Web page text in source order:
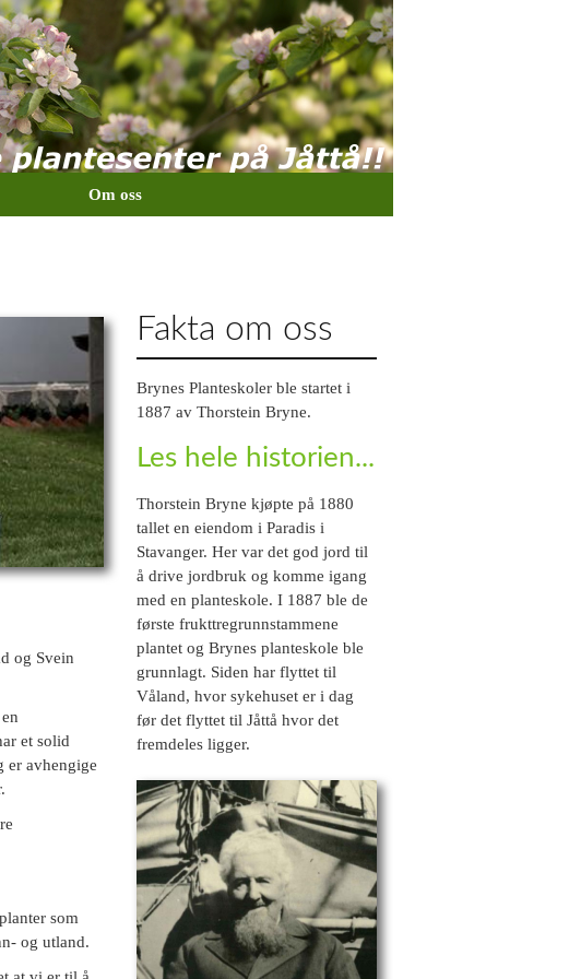
BILDER
Om oss
og Svein
et solid
er avhengige
som
og utland.
Fakta om oss
Brynes Planteskoler ble startet i
1887 av Thorstein Bryne.
Les hele historien...
Thorstein Bryne kjøpte på 1880
tallet en eiendom i Paradis i
Stavanger. Her var det god jord til
å drive jordbruk og komme igang
med en planteskole. I 1887 ble de
første frukttregrunnstammene
plantet og Brynes planteskole ble
grunnlagt. Siden har flyttet til
Våland, hvor sykehuset er i dag
før det flyttet til Jåttå hvor det
fremdeles ligger.